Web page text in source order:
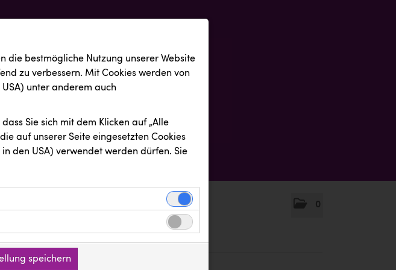
0
die best­mögliche Nutzung unserer Website
zu verbessern. Mit Cookies werden von
unter anderem auch
Sie sich mit dem Klicken auf „Alle
auf unserer Seite eingesetzten Cookies
den USA) verwendet werden dürfen. Sie
und sind für die einwandfreie
speichern keine personenbezogenen
nutzen.speichern